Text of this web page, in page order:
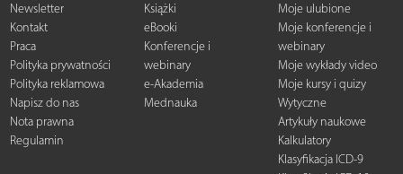
Newsletter
Kontakt
Praca
Polityka prywatności
Polityka reklamowa
Napisz do nas
Nota prawna
Regulamin
Książki
eBooki
Konferencje i
webinary
e-Akademia
Mednauka
Moje ulubione
Moje konferencje i
webinary
Moje wykłady video
Moje kursy i quizy
Wytyczne
Artykuły naukowe
Kalkulatory
Klasyfikacja ICD-9